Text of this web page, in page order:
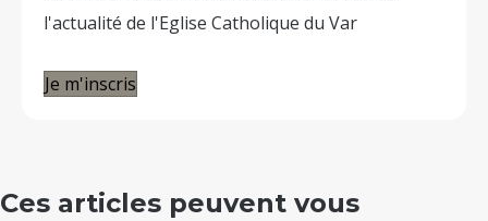
l'actualité de l'Eglise Catholique du Var
Je m'inscris
Ces articles peuvent vous